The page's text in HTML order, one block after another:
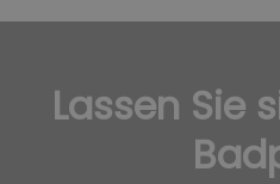
Lassen Sie